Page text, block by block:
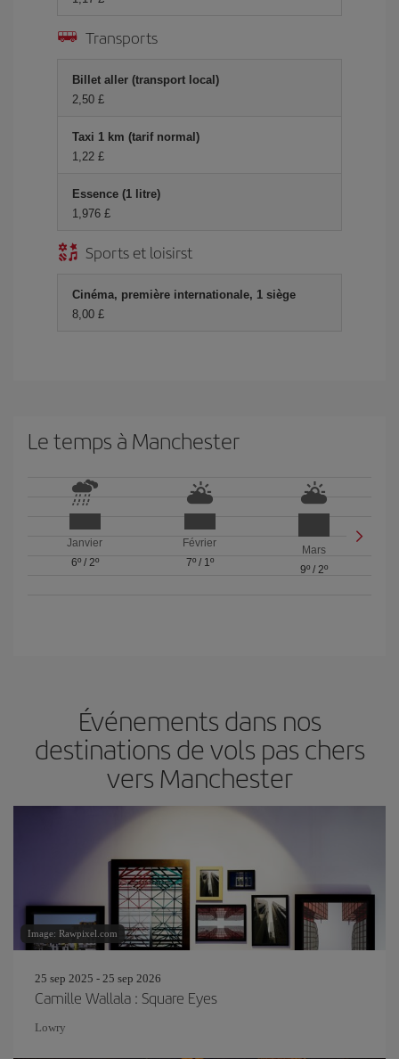
Transports
Billet aller (transport local)
2,50 £
Taxi 1 km (tarif normal)
1,22 £
Essence (1 litre)
1,976 £
Sports et loisirst
Cinéma, première internationale, 1 siège
8,00 £
Le temps à Manchester
Janvier
6º/ 2º
Février
7º/ 1º
Mars
9º /2º
Événements dans nos
destinations de vols pas chers
vers Manchester
Image: Rawpixel.com
25 sep 2025 - 25 sep 2026
Camille Wallala : Square Eyes
Lowry